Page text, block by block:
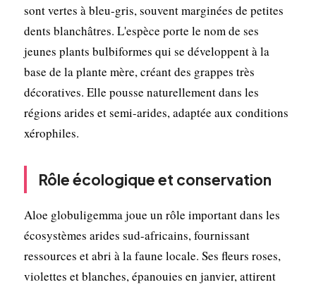
sont vertes à bleu-gris, souvent marginées de petites
dents blanchâtres. L'espèce porte le nom de ses
jeunes plants bulbiformes qui se développent à la
base de la plante mère, créant des grappes très
décoratives. Elle pousse naturellement dans les
régions arides et semi-arides, adaptée aux conditions
xérophiles.
Rôle écologique et conservation
Aloe globuligemma joue un rôle important dans les
écosystèmes arides sud-africains, fournissant
ressources et abri à la faune locale. Ses fleurs roses,
violettes et blanches, épanouies en janvier, attirent